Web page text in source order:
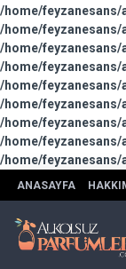
/home/
/home/
/home/
/home/
/home/
/home/
/home/
/home/
/home/
ANASAYFA